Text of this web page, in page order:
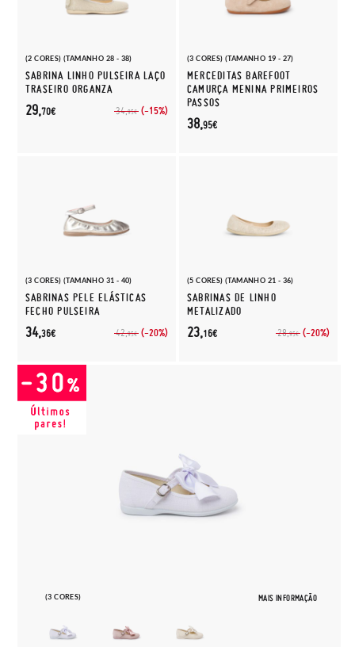
(2 CORES) (TAMANHO 28 - 38)
SABRINA LINHO PULSEIRA LAÇO
TRASEIRO ORGANZA
34,95€ (-15%)
29,70€
(3 CORES) (TAMANHO 19 - 27)
MERCEDITAS BAREFOOT
CAMURÇA MENINA PRIMEIROS
PASSOS
38,95€
(3 CORES) (TAMANHO 31 - 40)
SABRINAS PELE ELÁSTICAS
FECHO PULSEIRA
42,95€ (-20%)
34,36€
(5 CORES) (TAMANHO 21 - 36)
SABRINAS DE LINHO
METALIZADO
28,95€ (-20%)
23,16€
(3 CORES) MAIS INFORMAÇÃO